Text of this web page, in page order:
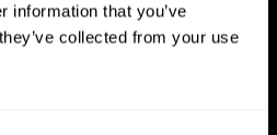
information that you’ve
collected from your use